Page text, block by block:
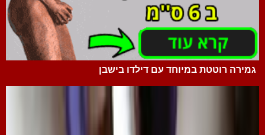
גמירה רוטטת במיוחד עם דילדו בישבן